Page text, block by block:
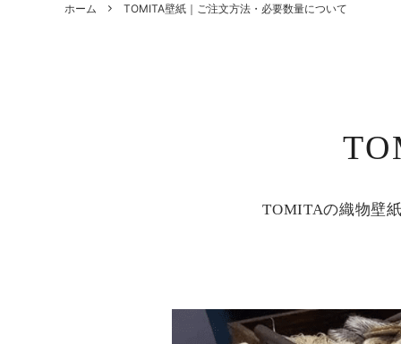
ホーム TOMITA壁紙｜ご注文方法・必要数量について
TOMITAの織物壁